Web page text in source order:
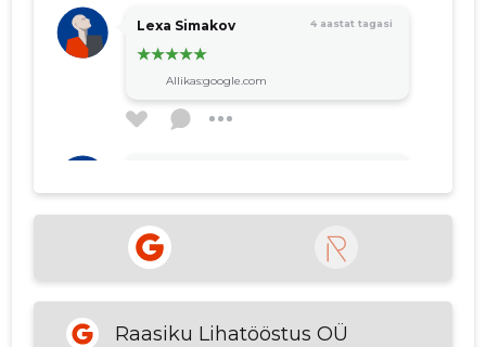
Lexa Simakov 4 aastat tagasi
Allikas:google.com
VAATA ROHKEM
Raasiku Lihatööstus OÜ